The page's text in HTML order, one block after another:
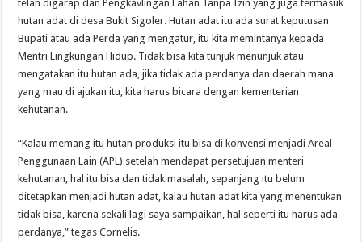
telah digarap dan Pengkavlingan Lahan Tanpa Izin yang juga termasuk
hutan adat di desa Bukit Sigoler. Hutan adat itu ada surat keputusan
Bupati atau ada Perda yang mengatur, itu kita memintanya kepada
Mentri Lingkungan Hidup. Tidak bisa kita tunjuk menunjuk atau
mengatakan itu hutan ada, jika tidak ada perdanya dan daerah mana
yang mau di ajukan itu, kita harus bicara dengan kementerian
kehutanan.
“Kalau memang itu hutan produksi itu bisa di konvensi menjadi Areal
Penggunaan Lain (APL) setelah mendapat persetujuan menteri
kehutanan, hal itu bisa dan tidak masalah, sepanjang itu belum
ditetapkan menjadi hutan adat, kalau hutan adat kita yang menentukan
tidak bisa, karena sekali lagi saya sampaikan, hal seperti itu harus ada
perdanya,” tegas Cornelis.